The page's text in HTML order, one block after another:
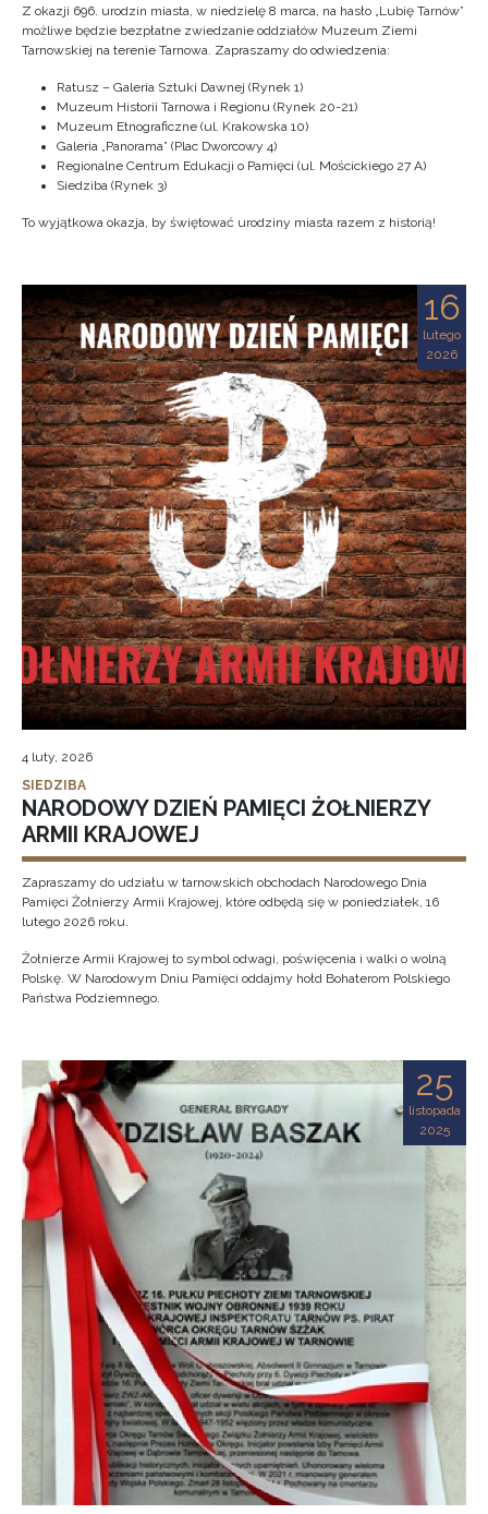
Z okazji 696. urodzin miasta, w niedzielę 8 marca, na hasło „Lubię Tarnów”
możliwe będzie bezpłatne zwiedzanie oddziałów Muzeum Ziemi
Tarnowskiej na terenie Tarnowa. Zapraszamy do odwiedzenia:
Ratusz – Galeria Sztuki Dawnej (Rynek 1)
Muzeum Historii Tarnowa i Regionu (Rynek 20-21)
Muzeum Etnograficzne (ul. Krakowska 10)
Galeria „Panorama” (Plac Dworcowy 4)
Regionalne Centrum Edukacji o Pamięci (ul. Mościckiego 27 A)
Siedziba (Rynek 3)
To wyjątkowa okazja, by świętować urodziny miasta razem z historią!
16
lutego
2026
4 luty, 2026
SIEDZIBA
NARODOWY DZIEŃ PAMIĘCI ŻOŁNIERZY
ARMII KRAJOWEJ
Zapraszamy do udziału w tarnowskich obchodach Narodowego Dnia
Pamięci Żołnierzy Armii Krajowej, które odbędą się w poniedziałek, 16
lutego 2026 roku.
Żołnierze Armii Krajowej to symbol odwagi, poświęcenia i walki o wolną
Polskę. W Narodowym Dniu Pamięci oddajmy hołd Bohaterom Polskiego
Państwa Podziemnego.
25
listopada
2025